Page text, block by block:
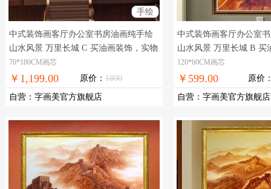
手绘
中式装饰画客厅办公室书房油画纯手绘
山水风景 万里长城 C 买油画装饰，实物
拍摄，现货图片，在线支付，全国免邮
70*180CM画芯
￥1,199.00 原价： 1800
自营 ： 字画美官方旗舰店
中式装饰画客厅办公室
山水风景 万里长城 B 买
拍摄，现货图片，在线
120*60CM画芯
￥599.00 原价
自营 ： 字画美官方旗舰店